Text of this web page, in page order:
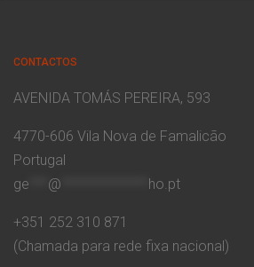
CONTACTOS
AVENIDA TOMÁS PEREIRA, 593
4770-606 Vila Nova de Famalicão
Portugal
ge
@ ho.pt
+351 252 310 871
(Chamada para rede fixa nacional)